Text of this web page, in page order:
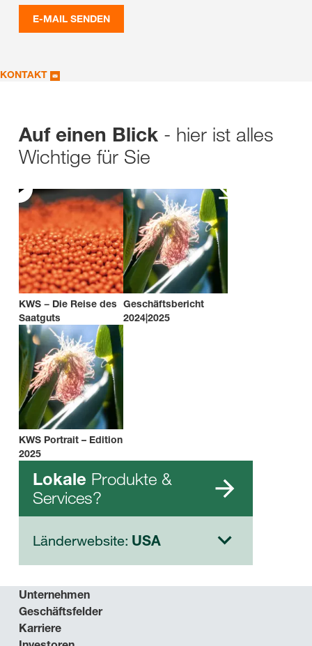
E-MAIL SENDEN
KONTAKT
Auf einen Blick - hier ist alles
Wichtige für Sie
KWS − Die Reise des
Saatguts
Geschäftsbericht
2024|2025
KWS Portrait – Edition
2025
Lokale Produkte &
Services?
Länderwebsite: USA
Unternehmen
Geschäftsfelder
Karriere